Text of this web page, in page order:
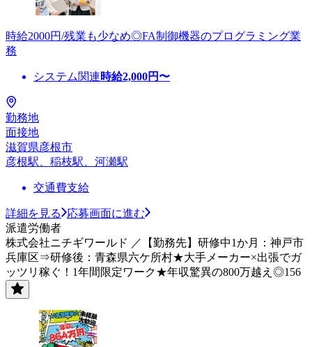
時給2000円/残業も少なめ◎FA制御機器のプログラミング業
務
システム関連時給2,000円〜
勤務地
面接地
滋賀県彦根市
彦根駅、稲枝駅、河瀬駅
交通費支給
詳細を見る
応募画面に進む
派遣労働者
株式会社ニチギワールド ／【勤務先】研修中1か月：神戸市
兵庫区⇒研修後：青森県六ケ所村★大手メーカー×出張でガ
ッツリ稼ぐ！1年間限定ワーク★年収驚異の800万越え◎156